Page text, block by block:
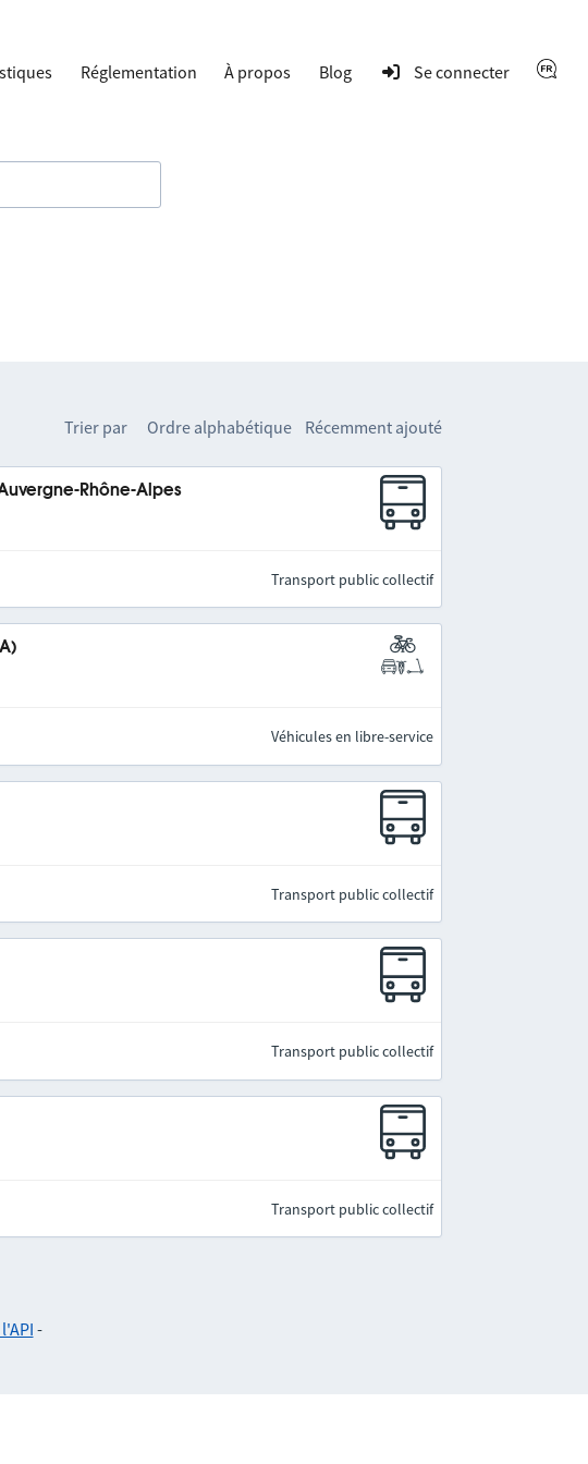
Réglementation À propos Blog Se connecter
Trier par Ordre alphabétique Récemment ajouté
Rhône-Alpes
Transport public collectif
Véhicules en libre-service
Transport public collectif
Transport public collectif
Transport public collectif
-